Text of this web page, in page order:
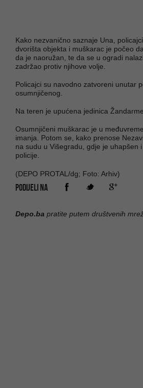
Kako nezvanično saznaje Una,
dvorišta objekta i muškarac je počeo
da je naoružan, te da se u ogradi
zadržao protiv njihove volje.
Policajci su navodno zatvoreni unutar
osumnjičenog.
Na teren je upućena jedinica
Osumnjičeni muškarac je u
imanja. Potom se, kako prenose
na sudu u Višegradu, gdje je uhapšen
policije.
(DEPO PROTAL/dg; Foto: Arhiv)
PODIJELI NA
Depo.ba pratite putem društvenih